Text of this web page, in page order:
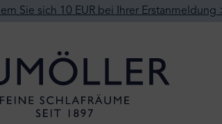
Sie sich 10 EUR bei Ihrer Erstanmeldung